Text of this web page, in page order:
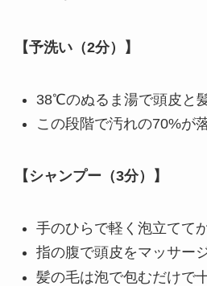
【予洗い（2分）】
38℃のぬるま湯で頭皮と
この段階で汚れの70%が
【シャンプー（3分）】
手のひらで軽く泡立てて
指の腹で頭皮をマッサー
髪の毛は泡で包むだけで